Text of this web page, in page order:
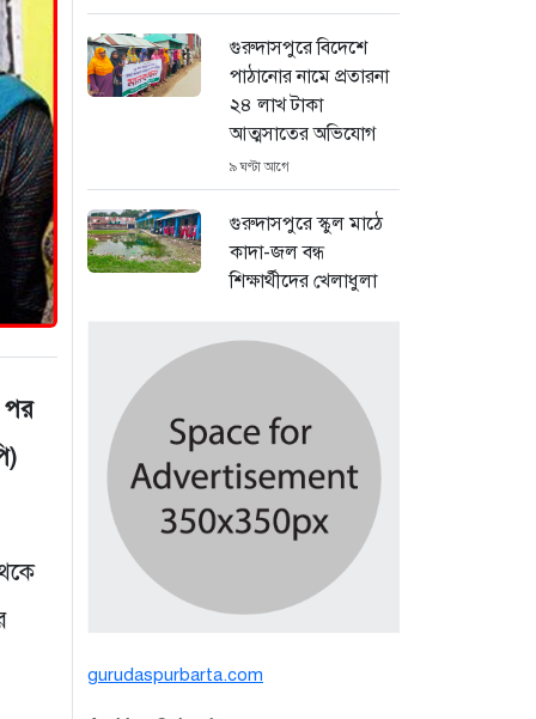
পর
গুরুদাসপুরে বিদেশে
পাঠানোর নামে প্রতারনা
২৪ লাখ টাকা
আত্মসাতের অভিযোগ
৯ ঘণ্টা আগে
গুরুদাসপুরে স্কুল মাঠে
কাদা-জল বন্ধ
শিক্ষার্থীদের খেলাধুলা
১ দিন আগে
বর্ষার পানিতে টইটুম্বুর
চলনবিলে বাড়ছে ডিঙি
নৌকার চাহিদা
৪ দিন আগে
সিন্ডিকেটের কবজায়
পাটের বাজার, দাম
বিপর্যয়ে চাষীদের ক্ষোভ
gurudaspurbarta.com